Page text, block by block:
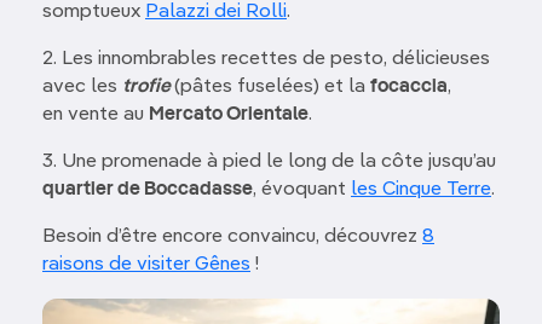
somptueux Palazzi dei Rolli.
2. Les innombrables recettes de pesto, délicieuses
avec les trofie(pâtes fuselées) et la focaccia,
en vente au Mercato Orientale.
3. Une promenade à pied le long de la côte jusqu’au
quartier de Boccadasse, évoquant les Cinque Terre.
Besoin d’être encore convaincu, découvrez 8
raisons de visiter Gênes !
Image